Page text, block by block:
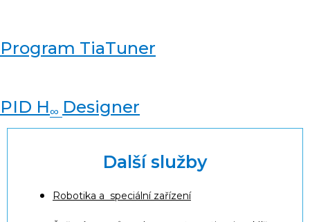
Program TiaTuner
PID H∞ Designer
Další služby
Robotika a speciální zařízení